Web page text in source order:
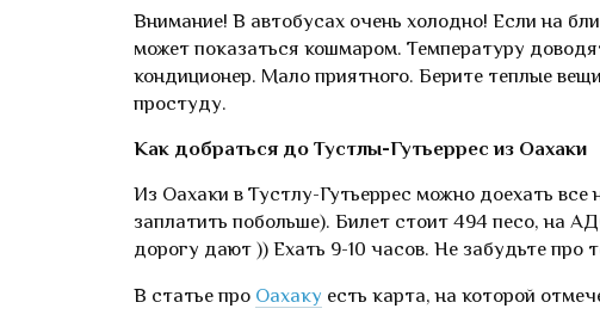
Внимание! В автобусах очень холодно! Если на
может показаться кошмаром. Температуру
кондиционер. Мало приятного. Берите теплые
простуду.
Как добраться до Тустлы-Гутьеррес из Оахаки
Из Оахаки в Тустлу-Гутьеррес можно доехать
заплатить побольше). Билет стоит 494 песо, на
дорогу дают )) Ехать 9-10 часов. Не забудьте про
В статье про Оахаку есть карта, на которой